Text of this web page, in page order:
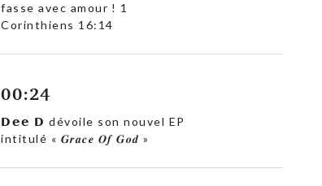
fasse avec amour ! 1
Corinthiens 16:14
00:24
𝗗𝗲𝗲 𝗗 dévoile son nouvel EP
intitulé « 𝑮𝒓𝒂𝒄𝒆 𝑶𝒇 𝑮𝒐𝒅 »